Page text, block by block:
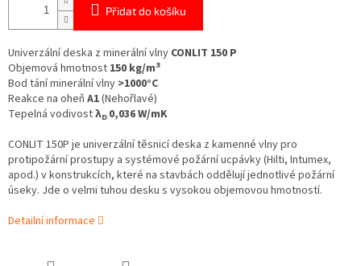
Přidat do košíku
Univerzální deska z minerální vlny CONLIT 150 P
Objemová hmotnost 150 kg/m3
Bod tání minerální vlny >1000°C
Reakce na oheň A1(Nehořlavé)
Tepelná vodivostλD 0,036 W/mK
CONLIT 150P je univerzální těsnicí deska z kamenné vlny pro
protipožární prostupy a systémové požární ucpávky (Hilti, Intumex,
apod.) v konstrukcích, které na stavbách oddělují jednotlivé požární
úseky. Jde o velmi tuhou desku s vysokou objemovou hmotností.
Detailní informace